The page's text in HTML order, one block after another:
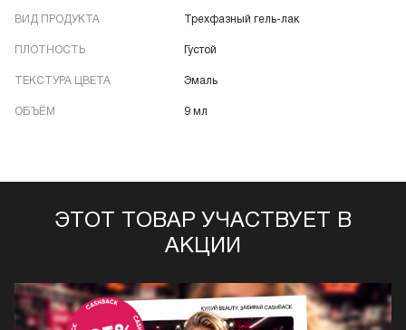
ВИД ПРОДУКТА Трехфазный гель-лак
ПЛОТНОСТЬ Густой
ТЕКСТУРА ЦВЕТА Эмаль
ОБЪЁМ 9 мл
ЭТОТ ТОВАР УЧАСТВУЕТ В
АКЦИИ